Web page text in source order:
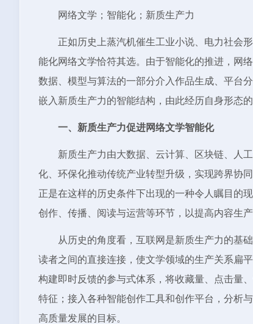
网络文学；智能化；新质生产力
正如历史上蒸汽机催生工业小说、电力社会
能化网络文学恰符其选。由于智能化的推进，网
数据、模型与算法的一部分介入作品生成、平台
嵌入新质生产力的智能结构，由此经历自身形态的
一、新质生产力促进网络文学智能化
新质生产力由大数据、云计算、区块链、人
化、环保化推动传统产业转型升级，实现跨界协
正是在这样的历史条件下出现的一种令人瞩目的
创作、传播、阅读与运营等环节，以提高内容生
从历史的角度看，互联网是新质生产力的基
读者之间的直接连接，使文学领域的生产关系扁
构建即时反馈的参与式体系，将收藏量、点击量
特征；接入各种智能创作工具和创作平台，分析
高质量发展的目标。